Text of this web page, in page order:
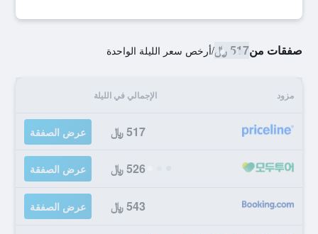
صفقات من517 ﷼ /أرخص سعر الليلة الواحدة
مزود الإجمالي في الليلة
517 ﷼ عرض الصفقة
526 ﷼ عرض الصفقة
543 ﷼ عرض الصفقة